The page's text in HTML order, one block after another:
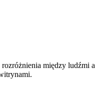
między ludźmi a